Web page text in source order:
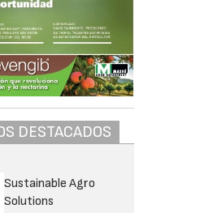
DESTACADOS
Sustainable Agro
Solutions